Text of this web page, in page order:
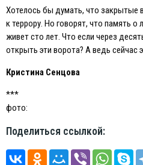
Хотелось бы думать, что закрытые
к террору. Но говорят, что память
живет сто лет. Что если через
открыть эти ворота? А ведь сейчас
Кристина Сенцова
***
фото:
Поделиться ссылкой: